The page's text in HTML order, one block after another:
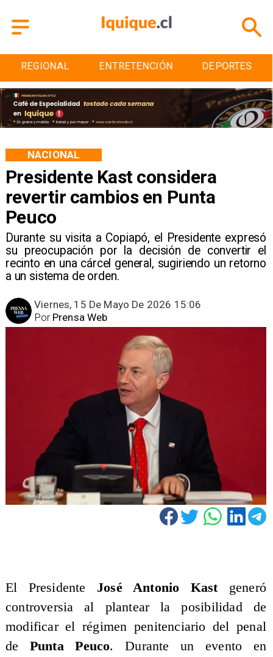
REGIONAL ENTRETENCIÓN DEPORTES
Presidente Kast considera
revertir cambios en Punta
Peuco
Durante su visita a Copiapó, el Presidente expresó
su preocupación por la decisión de convertir el
recinto en una cárcel general, sugiriendo un retorno
a un sistema de orden.
NACIONAL
Viernes, 15 De Mayo De 2026 15:06
Prensa Web
Por
El Presidente José Antonio Kastgeneró
controversia al plantear la posibilidad de
modificar el régimen penitenciario del penal
de Punta Peuco. Durante un evento en